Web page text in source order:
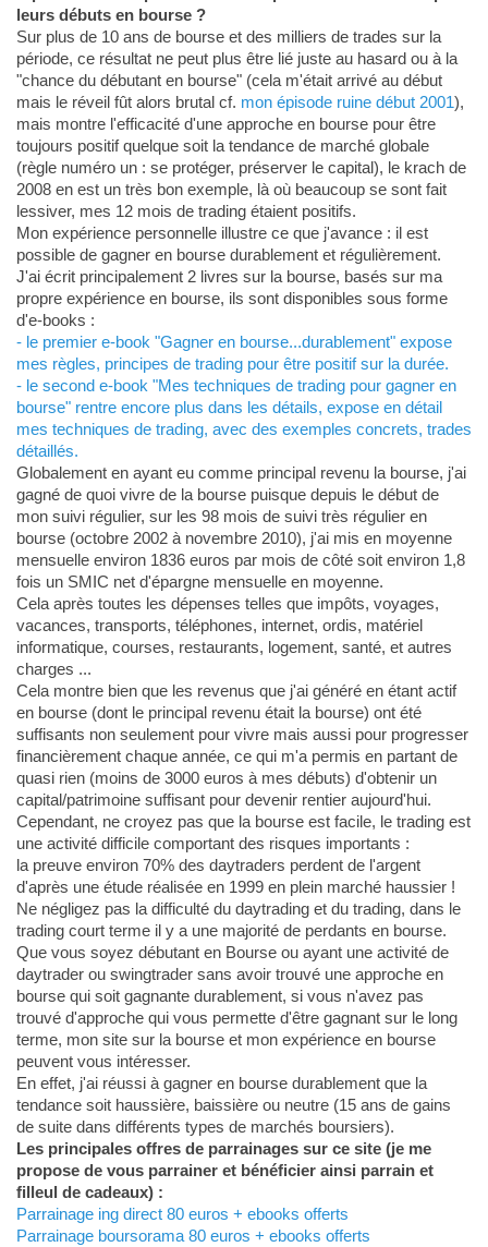
leurs débuts en bourse ?
Sur plus de 10 ans de bourse et des milliers de trades sur la
période, ce résultat ne peut plus être lié juste au hasard ou à la
"chance du débutant en bourse" (cela m'était arrivé au début
mais le réveil fût alors brutal cf. mon épisode ruine début 2001),
mais montre l'efficacité d'une approche en bourse pour être
toujours positif quelque soit la tendance de marché globale
(règle numéro un : se protéger, préserver le capital), le krach de
2008 en est un très bon exemple, là où beaucoup se sont fait
lessiver, mes 12 mois de trading étaient positifs.
Mon expérience personnelle illustre ce que j'avance : il est
possible de gagner en bourse durablement et régulièrement.
J'ai écrit principalement 2 livres sur la bourse, basés sur ma
propre expérience en bourse, ils sont disponibles sous forme
d'e-books :
- le premier e-book "Gagner en bourse...durablement" expose
mes règles, principes de trading pour être positif sur la durée.
- le second e-book "Mes techniques de trading pour gagner en
bourse" rentre encore plus dans les détails, expose en détail
mes techniques de trading, avec des exemples concrets, trades
détaillés.
Globalement en ayant eu comme principal revenu la bourse, j'ai
gagné de quoi vivre de la bourse puisque depuis le début de
mon suivi régulier, sur les 98 mois de suivi très régulier en
bourse (octobre 2002 à novembre 2010), j'ai mis en moyenne
mensuelle environ 1836 euros par mois de côté soit environ 1,8
fois un SMIC net d'épargne mensuelle en moyenne.
Cela après toutes les dépenses telles que impôts, voyages,
vacances, transports, téléphones, internet, ordis, matériel
informatique, courses, restaurants, logement, santé, et autres
charges ...
Cela montre bien que les revenus que j'ai généré en étant actif
en bourse (dont le principal revenu était la bourse) ont été
suffisants non seulement pour vivre mais aussi pour progresser
financièrement chaque année, ce qui m'a permis en partant de
quasi rien (moins de 3000 euros à mes débuts) d'obtenir un
capital/patrimoine suffisant pour devenir rentier aujourd'hui.
Cependant, ne croyez pas que la bourse est facile, le trading est
une activité difficile comportant des risques importants :
la preuve environ 70% des daytraders perdent de l'argent
d'après une étude réalisée en 1999 en plein marché haussier !
Ne négligez pas la difficulté du daytrading et du trading, dans le
trading court terme il y a une majorité de perdants en bourse.
Que vous soyez débutant en Bourse ou ayant une activité de
daytrader ou swingtrader sans avoir trouvé une approche en
bourse qui soit gagnante durablement, si vous n'avez pas
trouvé d'approche qui vous permette d'être gagnant sur le long
terme, mon site sur la bourse et mon expérience en bourse
peuvent vous intéresser.
En effet, j'ai réussi à gagner en bourse durablement que la
tendance soit haussière, baissière ou neutre (15 ans de gains
de suite dans différents types de marchés boursiers).
Les principales offres de parrainages sur ce site (je me
propose de vous parrainer et bénéficier ainsi parrain et
filleul de cadeaux) :
Parrainage ing direct 80 euros + ebooks offerts
Parrainage boursorama 80 euros + ebooks offerts